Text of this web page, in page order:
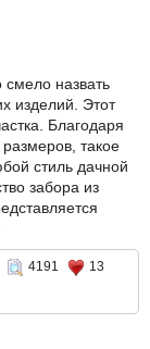
назвать
изделий. Этот
Благодаря
такое
стиль дачной
забора из
4191
13